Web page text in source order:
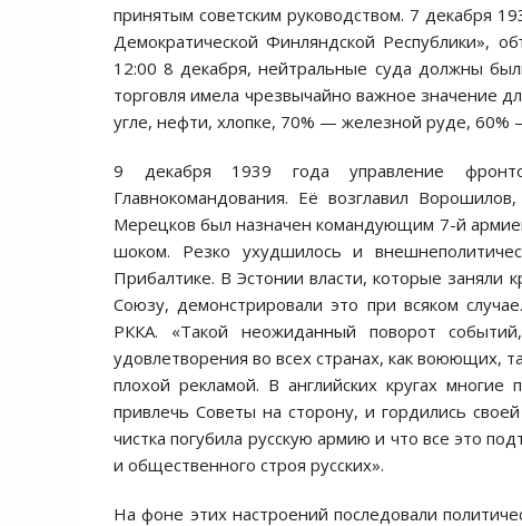
принятым советским руководством. 7 декабря
Демократической Финляндской Республики»,
12:00 8 декабря, нейтральные суда должны
торговля имела чрезвычайно важное значение
угле, нефти, хлопке, 70% — железной руде, 60%
9 декабря 1939 года управление
Главнокомандования. Её возглавил
Мерецков был назначен командующим 7-й
шоком. Резко ухудшилось и
Прибалтике. В Эстонии власти, которые
Союзу, демонстрировали это при всяком
РККА. «Такой неожиданный поворот
удовлетворения во всех странах, как воюющих,
плохой рекламой. В английских кругах
привлечь Советы на сторону, и гордились
чистка погубила русскую армию и что все это
и общественного строя русских».
На фоне этих настроений последовали